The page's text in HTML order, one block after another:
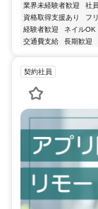
業界未経験者歓迎 社
資格取得支援あり
フ
経験者歓迎
ネイルOK
交通費支給
長期歓迎
契約社員